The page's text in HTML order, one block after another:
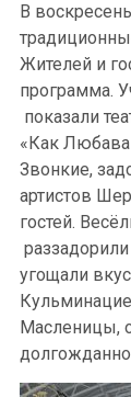
В
Жителей и
программа.
показали
«Как Любава
Звонкие,
артистов
гостей.
угощали
Масленицы,